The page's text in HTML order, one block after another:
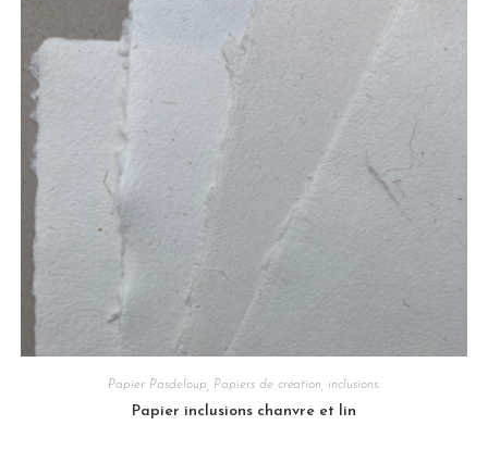
Papier Pasdeloup Papiers de création, inclusions.
Papier inclusions chanvre et lin